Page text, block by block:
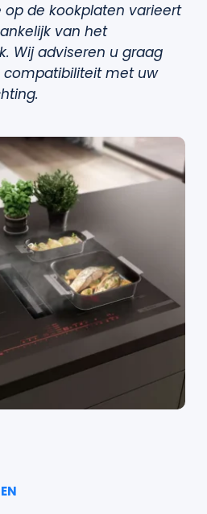
op de kookplaten varieert
van het
Wij adviseren u graag
met uw